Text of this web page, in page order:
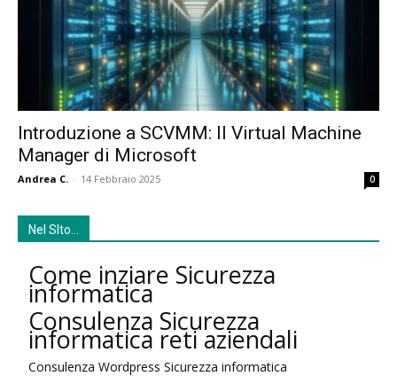
Introduzione a SCVMM: Il Virtual Machine
Manager di Microsoft
Andrea C. - 14 Febbraio 2025 0
Nel SIto…
Come inziare Sicurezza
informatica
Consulenza Sicurezza
informatica reti aziendali
Consulenza Wordpress Sicurezza informatica